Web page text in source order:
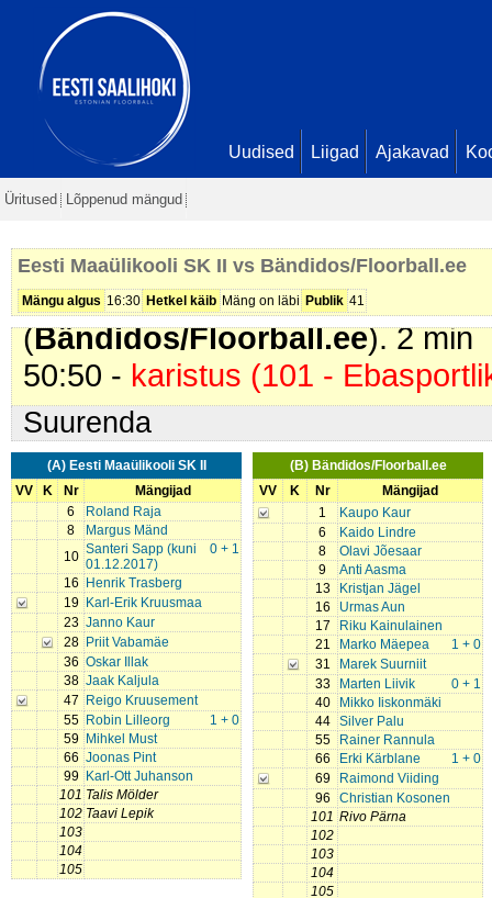
Uudised Liigad Ajakavad
Üritused Lõppenud mängud
Eesti Maaülikooli SK II vs Bändidos/Floorball.ee
Mängu algus 16:30 Hetkel käib Mäng on läbi Publik 41
22:42 -
värav
25:53 -värav
Sapp (kuni 01.12.2017). Seis
31:58 - värav . Erki Kärblane (
Liivik. Seis1 - 2
II). 2 min
40:21 -karistus (207 -
(Bändidos/Floorball.ee). 2 min
50:50 - karistus (101 -
Suurenda
(A) Eesti Maaülikooli SK II
VV
K Nr
Mängijad
6
Roland Raja
8
Margus Mänd
10
0 + 1
Santeri Sapp (kuni
01.12.2017)
16
Henrik Trasberg
19
Karl-Erik Kruusmaa
23 Janno Kaur
28
Priit Vabamäe
36 Oskar Illak
38 Jaak Kaljula
47
Reigo Kruusement
55
1 + 0
Robin Lilleorg
59
Mihkel Must
66 Joonas Pint
99
Karl-Ott Juhanson
101 Talis Mölder
102 Taavi Lepik
103
104
105
(B) Bändidos/Floorball.ee
VV
K Nr
Mängijad
1
Kaupo Kaur
6
Kaido Lindre
8
Olavi Jõesaar
9
Anti Aasma
13
Kristjan Jägel
16
Urmas Aun
17
Riku Kainulainen
21
1 + 0
Marko Mäepea
31
Marek Suurniit
33
0 + 1
Marten Liivik
40
Mikko Iiskonmäki
44
Silver Palu
55
Rainer Rannula
66
1 + 0
Erki Kärblane
69
Raimond Viiding
96
Christian Kosonen
101 Rivo Pärna
102
103
104
105